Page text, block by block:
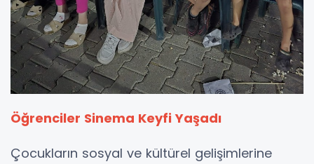
Öğrenciler Sinema Keyfi Yaşadı
Çocukların sosyal ve kültürel gelişimlerine